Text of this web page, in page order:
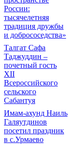
России:
тысячелетняя
традиция дружбы
и добрососедства»
Талгат Сафа
Таджуддин –
почетный гость
XII
Всероссийского
сельского
Сабантуя
Имам-ахунд Наиль
Галяутдинов
посетил праздник
в с.Урмаево